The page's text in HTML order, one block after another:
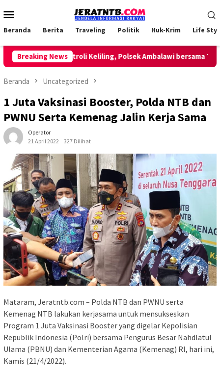
ke
Mobile
Beranda Berita Traveling Politik Huk-Krim Life
Breaking News
Lakukan Patroli Keliling, Polsek Ambalawi bersama TNI dan
Beranda Uncategorized
1 Juta Vaksinasi Booster, Polda NTB dan
PWNU Serta Kemenag Jalin Kerja Sama
Operator
21 April 2022
327 Dilihat
Mataram, Jeratntb.com – Polda NTB dan PWNU serta
Kemenag NTB lakukan kerjasama untuk mensukseskan
Program 1 Juta Vaksinasi Booster yang digelar Kepolisian
Republik Indonesia (Polri) bersama Pengurus Besar Nahdlatul
Ulama (PBNU) dan Kementerian Agama (Kemenag) RI, hari ini,
Kamis (21/4/2022).